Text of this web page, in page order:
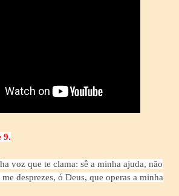
9.
voz que te clama: sê a minha ajuda, não
desprezes, ó Deus, que operas a minha